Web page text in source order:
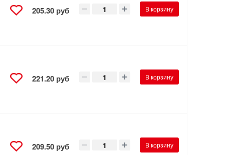
205.30 руб В корзину
221.20 руб В корзину
209.50 руб В корзину